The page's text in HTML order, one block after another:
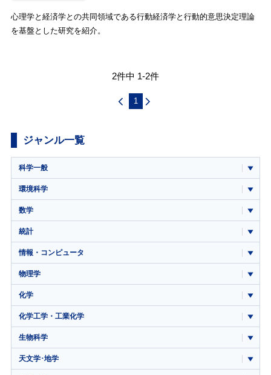
心理学と経済学との共同領域である行動経済学と行動的意思決定理論
を基盤とした研究を紹介。
2件中 1-2件
1
ジャンル一覧
科学一般
環境科学
数学
統計
情報・コンピュータ
物理学
化学
化学工学・工業化学
生物科学
天文学･地学